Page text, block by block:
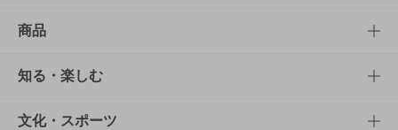
商品
商品TOP
商品一覧
知る・楽しむ
知る・楽しむTOP
文化・スポーツ